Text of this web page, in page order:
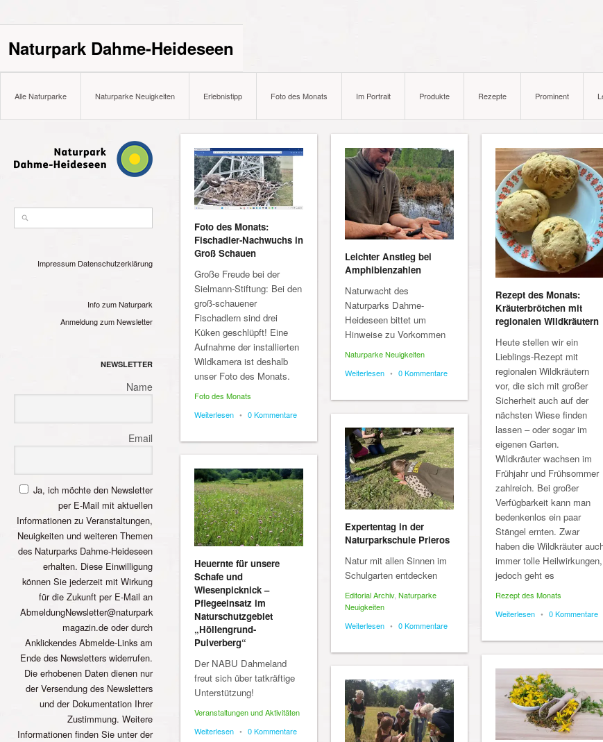
Naturpark Dahme-Heideseen
Alle Naturparke Naturparke Neuigkeiten Erlebnistipp Foto des Monats Im Portrait Produkte Rezepte Prominent
Impressum Datenschutzerklärung
Info zum Naturpark
Anmeldung zum Newsletter
NEWSLETTER
Name
Email
Ja, ich möchte den Newsletter
per E-Mail mit aktuellen
Informationen zu Veranstaltungen,
Neuigkeiten und weiteren Themen
des Naturparks Dahme-Heideseen
erhalten. Diese Einwilligung
können Sie jederzeit mit Wirkung
für die Zukunft per E-Mail an
AbmeldungNewsletter@naturpark
magazin.de oder durch
Anklickendes Abmelde-Links am
Ende des Newsletters widerrufen.
Die erhobenen Daten dienen nur
der Versendung des Newsletters
und der Dokumentation Ihrer
Zustimmung. Weitere
Informationen finden Sie unter der
Foto des Monats:
Fischadler-Nachwuchs in
Groß Schauen
Große Freude bei der
Sielmann-Stiftung: Bei den
groß-schauener
Fischadlern sind drei
Küken geschlüpft! Eine
Aufnahme der installierten
Wildkamera ist deshalb
unser Foto des Monats.
Foto des Monats
Weiterlesen • 0 Kommentare
Leichter Anstieg bei
Amphibienzahlen
Naturwacht des
Naturparks Dahme-
Heideseen bittet um
Hinweise zu Vorkommen
Naturparke Neuigkeiten
Weiterlesen • 0 Kommentare
Rezept des Monats:
Kräuterbrötchen mit
regionalen Wildkräutern
Heute stellen wir ein
Lieblings-Rezept mit
regionalen Wildkräutern
vor, die sich mit großer
Sicherheit auch auf der
nächsten Wiese finden
lassen – oder sogar im
eigenen Garten.
Wildkräuter wachsen im
Frühjahr und Frühsommer
zahlreich. Bei großer
Verfügbarkeit kann man
bedenkenlos ein paar
Stängel ernten. Zwar
haben die Wildkräuter
immer tolle Heilwirkungen,
jedoch geht es
Rezept des Monats
Weiterlesen • 0 Kommentare
Expertentag in der
Naturparkschule Prieros
Natur mit allen Sinnen im
Schulgarten entdecken
Editorial Archiv, Naturparke
Neuigkeiten
Weiterlesen • 0 Kommentare
Heuernte für unsere
Schafe und
Wiesenpicknick –
Pflegeeinsatz im
Naturschutzgebiet
„Höllengrund-
Pulverberg“
Der NABU Dahmeland
freut sich über tatkräftige
Unterstützung!
Veranstaltungen und Aktivitäten
Weiterlesen • 0 Kommentare